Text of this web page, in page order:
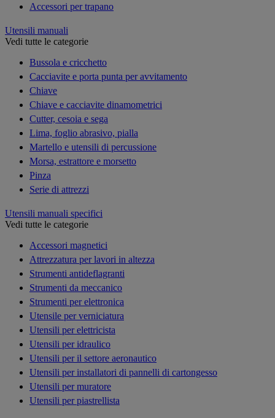
Accessori per trapano
Utensili manuali
Vedi tutte le categorie
Bussola e cricchetto
Cacciavite e porta punta per avvitamento
Chiave
Chiave e cacciavite dinamometrici
Cutter, cesoia e sega
Lima, foglio abrasivo, pialla
Martello e utensili di percussione
Morsa, estrattore e morsetto
Pinza
Serie di attrezzi
Utensili manuali specifici
Vedi tutte le categorie
Accessori magnetici
Attrezzatura per lavori in altezza
Strumenti antideflagranti
Strumenti da meccanico
Strumenti per elettronica
Utensile per verniciatura
Utensili per elettricista
Utensili per idraulico
Utensili per il settore aeronautico
Utensili per installatori di pannelli di cartongesso
Utensili per muratore
Utensili per piastrellista